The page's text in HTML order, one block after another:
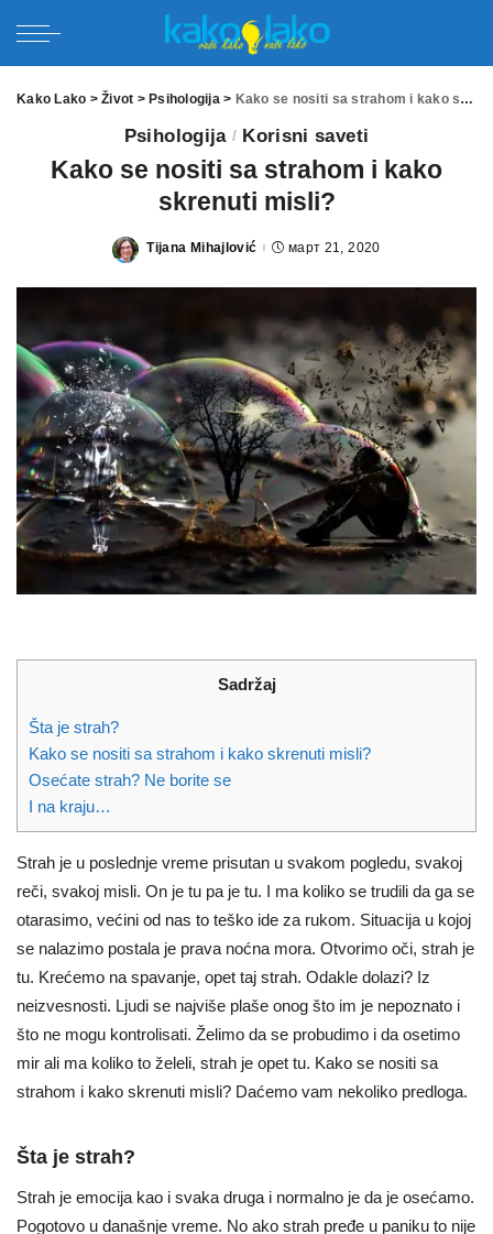
Kako Lako >Život > Psihologija> Kako se nositi sa strahom i kako skrenuti misli?
Psihologija Korisni saveti
Kako se nositi sa strahom i kako
skrenuti misli?
Posted
Tijana Mihajlović март 21, 2020
Sadržaj
Šta je strah?
Kako se nositi sa strahom i kako skrenuti misli?
Osećate strah? Ne borite se
I na kraju…
Strah je u poslednje vreme prisutan u svakom pogledu, svakoj
reči, svakoj misli. On je tu pa je tu. I ma koliko se trudili da ga se
otarasimo, većini od nas to teško ide za rukom. Situacija u kojoj
se nalazimo postala je prava noćna mora. Otvorimo oči, strah je
tu. Krećemo na spavanje, opet taj strah. Odakle dolazi? Iz
neizvesnosti. Ljudi se najviše plaše onog što im je nepoznato i
što ne mogu kontrolisati. Želimo da se probudimo i da osetimo
mir ali ma koliko to želeli, strah je opet tu. Kako se nositi sa
strahom i kako skrenuti misli? Daćemo vam nekoliko predloga.
Šta je strah?
Strah je emocija kao i svaka druga i normalno je da je osećamo.
Pogotovo u današnje vreme. No ako strah pređe u paniku to nije